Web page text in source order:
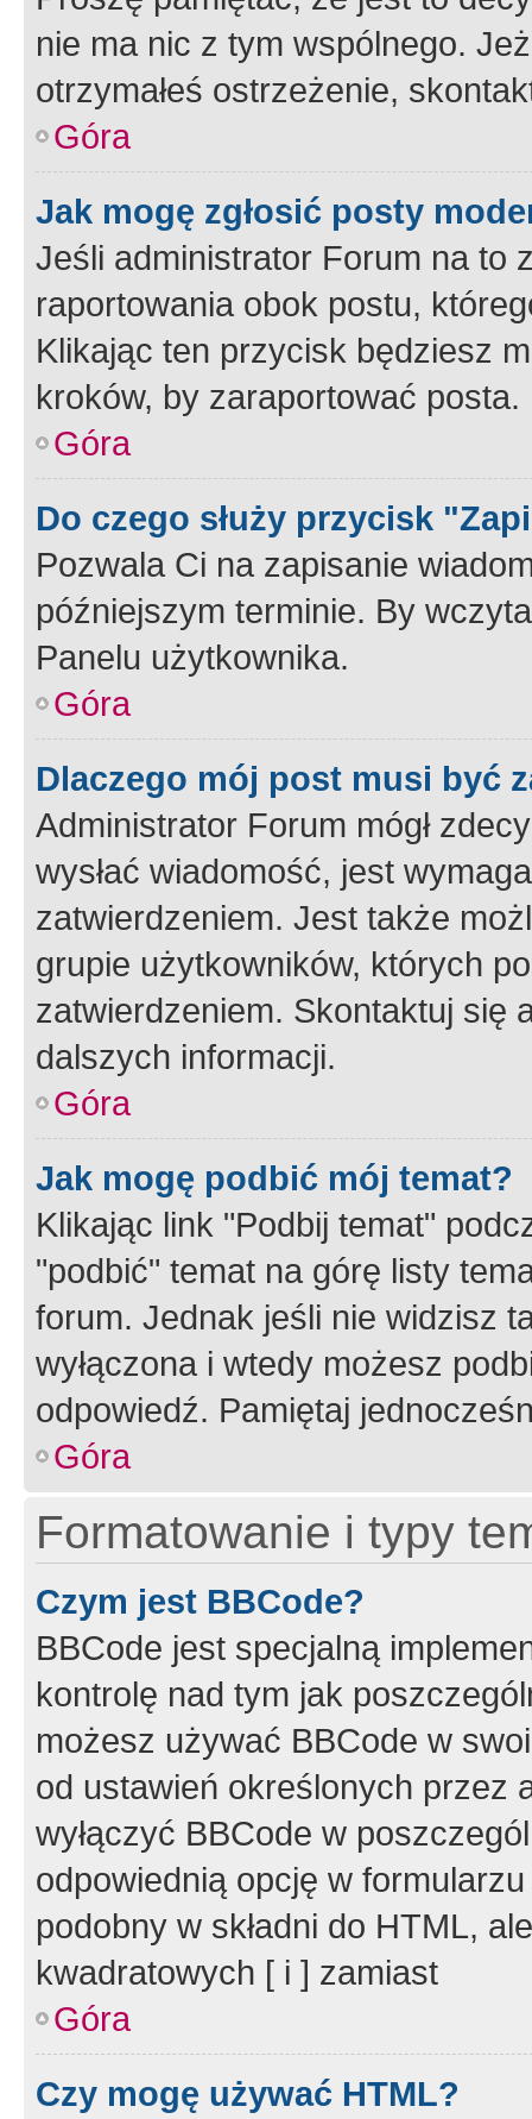
nie ma nic z tym wspólnego.
otrzymałeś ostrzeżenie,
Góra
Jak mogę zgłosić posty
Jeśli administrator Forum na to
raportowania obok postu,
Klikając ten przycisk będziesz
kroków, by zaraportować posta.
Góra
Do czego służy przycisk
Pozwala Ci na zapisanie
późniejszym terminie. By
Panelu użytkownika.
Góra
Dlaczego mój post musi być
Administrator Forum mógł
wysłać wiadomość, jest
zatwierdzeniem. Jest także
grupie użytkowników, których
zatwierdzeniem. Skontaktuj się
dalszych informacji.
Góra
Jak mogę podbić mój temat?
Klikając link "Podbij temat"
"podbić" temat na górę listy
forum. Jednak jeśli nie widzisz
wyłączona i wtedy możesz
odpowiedź. Pamiętaj
Góra
Formatowanie i typy
Czym jest BBCode?
BBCode jest specjalną
kontrolę nad tym jak
możesz używać BBCode w
od ustawień określonych przez
wyłączyć BBCode w
odpowiednią opcję w
podobny w składni do HTML,
kwadratowych [ i ] zamiast
Góra
Czy mogę używać HTML?